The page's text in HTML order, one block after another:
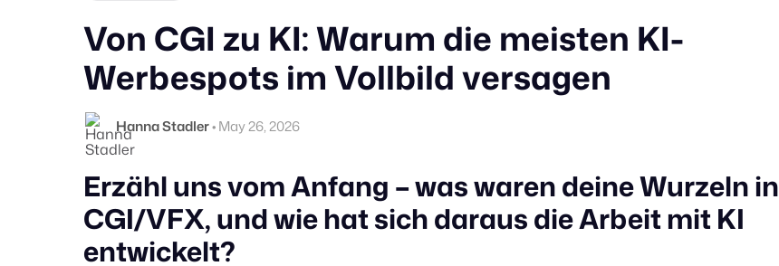
Von CGI zu KI: Warum die meisten KI-
Werbespots im Vollbild versagen
Hanna Stadler•May 26, 2026
Erzähl uns vom Anfang – was waren deine Wurzeln in
CGI/VFX, und wie hat sich daraus die Arbeit mit KI
entwickelt?